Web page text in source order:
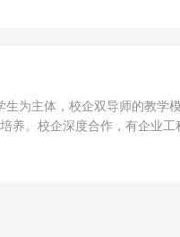
为主体，校企双导师的教学
养。校企深度合作，有企业工